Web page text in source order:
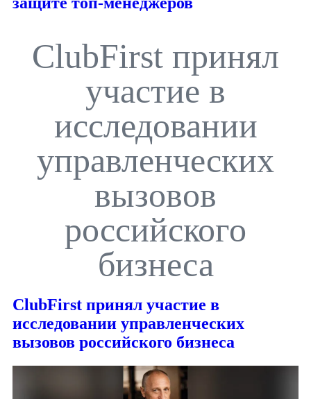
ClubFirst принял
участие в
исследовании
управленческих
вызовов
российского
бизнеса
ClubFirst принял участие в
исследовании управленческих
вызовов российского бизнеса